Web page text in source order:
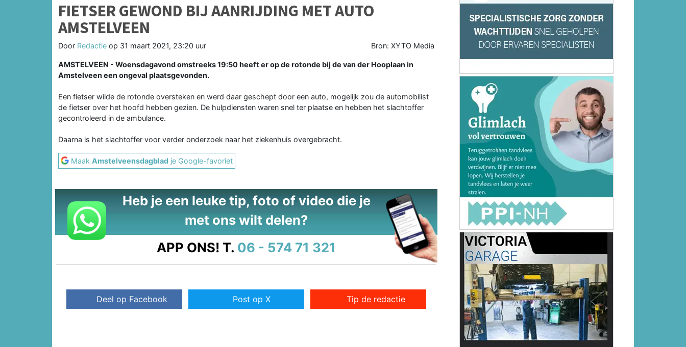
FIETSER GEWOND BIJ AANRIJDING MET AUTO
AMSTELVEEN
Door Redactie op 31 maart 2021, 23:20 uur Bron: XYTO Media
AMSTELVEEN - Woensdagavond omstreeks 19:50 heeft er op de rotonde bij de van der Hooplaan in
Amstelveen een ongeval plaatsgevonden.
Een fietser wilde de rotonde oversteken en werd daar geschept door een auto, mogelijk zou de automobilist
de fietser over het hoofd hebben gezien. De hulpdiensten waren snel ter plaatse en hebben het slachtoffer
gecontroleerd in de ambulance.
Daarna is het slachtoffer voor verder onderzoek naar het ziekenhuis overgebracht.
Maak Amstelveensdagblad je Google-favoriet
Heb je een leuke tip, foto of video die je
met ons wilt delen?
APP ONS! T. 06 - 574 71 321
Deel op Facebook Post op X Tip de redactie